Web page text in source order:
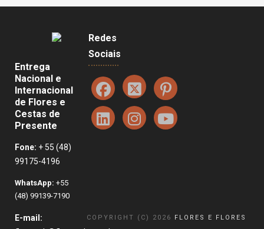
Entrega
Nacional e
Internacional
de Flores e
Cestas de
Presente
Fone: + 55 (48)
99175-4196
WhatsApp: +55
(48) 99139-7190
E-mail:
Redes
Sociais
COPYRIGHT (C) 2026 FLORES E FLORES